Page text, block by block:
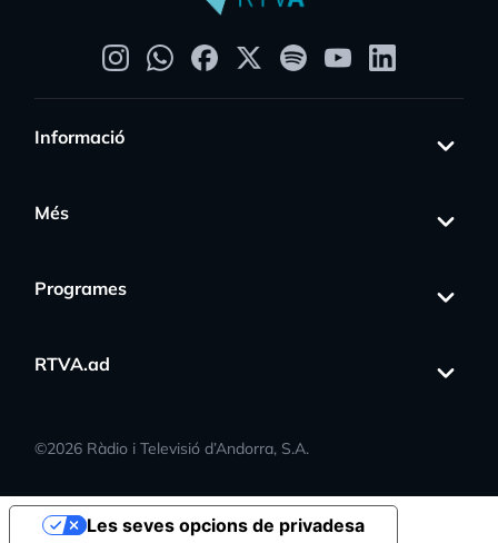
Informació
Més
Programes
RTVA.ad
©2026 Ràdio i Televisió d’Andorra, S.A.
Les seves opcions de privadesa